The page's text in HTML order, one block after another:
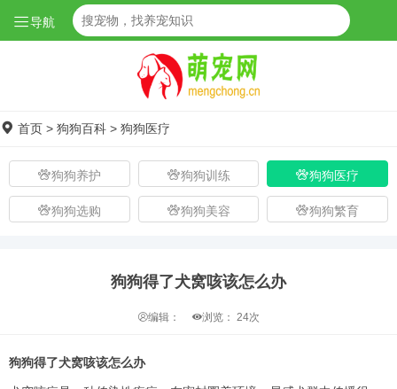
导航
首页 > 狗狗百科 > 狗狗医疗
狗狗养护 狗狗训练 狗狗医疗
狗狗选购 狗狗美容 狗狗繁育
狗狗得了犬窝咳该怎么办
编辑： 浏览： 24次
狗狗得了犬窝咳该怎么办